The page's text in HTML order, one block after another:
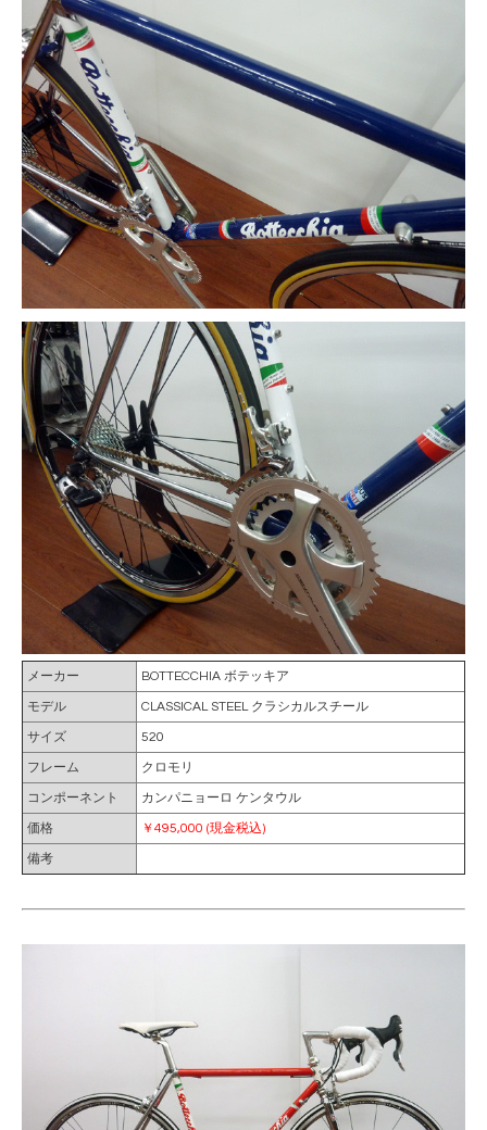
メーカー BOTTECCHIA ボテッキア
モデル CLASSICAL STEEL クラシカルスチール
サイズ 520
フレーム クロモリ
コンポーネント カンパニョーロ ケンタウル
価格 ￥495,000 (現金税込)
備考